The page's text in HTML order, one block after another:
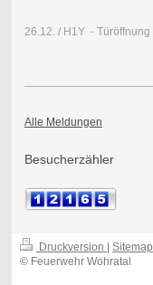
26.12. / H1Y - Türöffnung
Alle Meldungen
Besucherzähler
Druckversion | Sitemap
© Feuerwehr Wohratal